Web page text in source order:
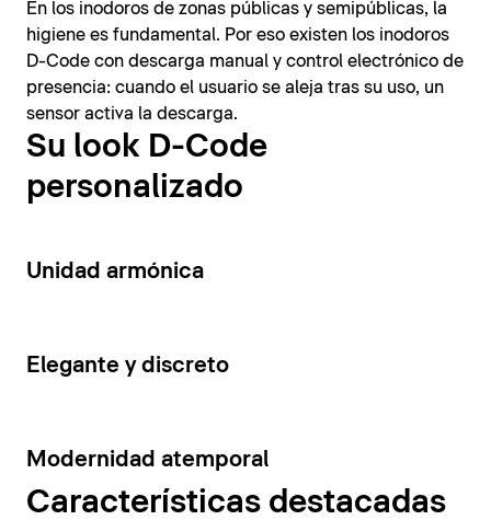
En los inodoros de zonas públicas y semipúblicas, la
higiene es fundamental. Por eso existen los inodoros
D-Code con descarga manual y control electrónico de
presencia: cuando el usuario se aleja tras su uso, un
sensor activa la descarga.
Su look D-Code
personalizado
14
Unidad armónica
15
Elegante y discreto
10
Modernidad atemporal
Características destacadas